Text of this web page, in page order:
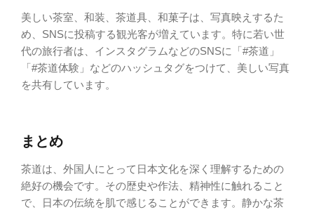
美しい茶室、和装、茶道具、和菓子は、写真映えするた
め、SNSに投稿する観光客が増えています。特に若い世
代の旅行者は、インスタグラムなどのSNSに「#茶道」
「#茶道体験」などのハッシュタグをつけて、美しい写真
を共有しています。
まとめ
茶道は、外国人にとって日本文化を深く理解するための
絶好の機会です。その歴史や作法、精神性に触れること
で、日本の伝統を肌で感じることができます。静かな茶